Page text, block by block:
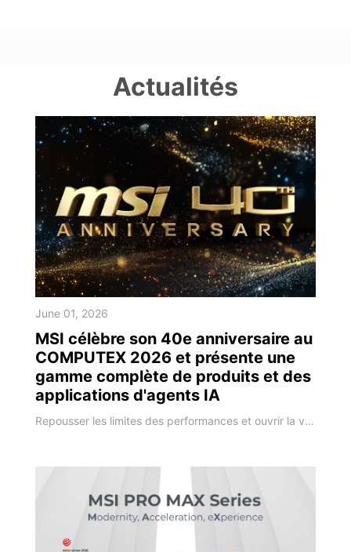
Actualités
June 01, 2026
MSI célèbre son 40e anniversaire au
COMPUTEX 2026 et présente une
gamme complète de produits et des
applications d'agents IA
Repousser les limites des performances et ouvrir la voie au champ des possibles grâce à l’IA. MSI, l’une des marques leaders en matière de matériel informatique de hautes performances et de PC IA, a dévoilé en exclusivité sa roadmap lors du salon Computex 2026. À l'occasion de son 40e anniversaire, MSI a renforcé l'intégration matériel-logiciel, tirant parti de quatre décennies d'expertise en ingénierie pour moderniser l'ensemble de sa gam